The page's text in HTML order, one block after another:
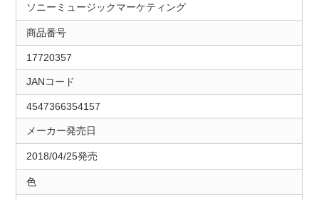
ソニーミュージックマーケティング
商品番号
17720357
JANコード
4547366354157
メーカー発売日
2018/04/25発売
色